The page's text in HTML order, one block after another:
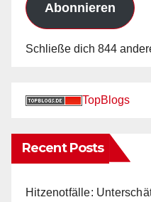
Abonnieren
Schließe dich 844
TopBlogs
Recent Posts
Hitzenotfälle: